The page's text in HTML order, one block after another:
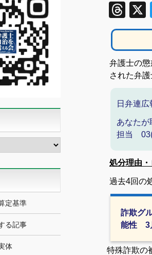
弁護士の
された弁
日弁連
あなたが
担当
処分理由
過去4回の
詐欺グ
能性 3
特殊詐欺の
定基準
る記事
体